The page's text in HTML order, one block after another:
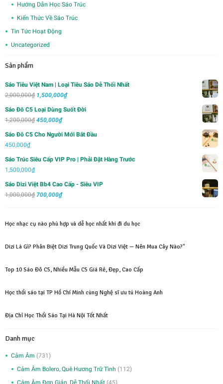
Hướng Dẫn Học Sáo Trúc
Kiến Thức Về Sáo Trúc
Tin Tức Hoạt Động
Uncategorized
Sản phẩm
Sáo Tiêu Việt Nam | Loại Tiêu Sáo Dễ Thổi Nhất
2,000,000₫ Giá
2,000,000₫.
1,500,000₫Giá
1,500,000₫.
Sáo Đô C5 Loại Dùng Suốt Đời
1,200,000₫ Giá
450,000₫Giá
450,000₫.
Sáo Đô C5 Cho Người Mới Bắt Đầu
450,000₫
Sáo Trúc Siêu Cấp VIP Pro | Phải Đặt Hàng Trước
1,500,000₫
Sáo Dizi Việt Bb4 Cao Cấp - Siêu VIP
1,000,000₫ Giá
1,000,000₫.
700,000₫Giá
là:
Học nhạc cụ nào phù hợp và dễ học nhất khi đi du học
Dizi Là Gì? Phân Biệt Dizi Trung Quốc Và Dizi Việt — Nên Mua Cây Nào?"
Top 10 Sáo Đô C5, Nhiều Mẫu C5 Giá Rẻ, Đẹp, Cao Cấp
Học thổi sáo tại TP Hồ Chí Minh cùng Nghệ sĩ ưu tú Hoàng Anh
Địa Chỉ Học Thổi Sáo Tại Hà Nội Tốt Nhất
Danh mục
Cảm Âm (731)
Cảm Âm Bolero, Quê Hương Trữ Tình (112)
Cảm Âm Đơn Giản, Dễ Thổi Nhất (45)